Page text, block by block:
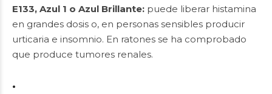
E133, Azul 1 o Azul Brillante: puede liberar histamina
en grandes dosis o, en personas sensibles producir
urticaria e insomnio. En ratones se ha comprobado
que produce tumores renales.
.